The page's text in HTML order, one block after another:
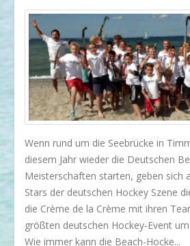
​Wenn rund um die Seebrücke in
diesem Jahr wieder die Deutschen
Meisterschaften starten, geben sich
Stars der deutschen Hockey Szene
die Crème de la Crème mit ihren
größten deutschen Hockey-Event
Wie immer kann die Beach-Hocke...